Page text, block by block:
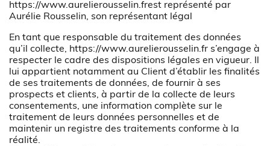
https://www.aurelierousselin.frest représenté par
Aurélie Rousselin, son représentant légal
En tant que responsable du traitement des données
qu’il collecte, https://www.aurelierousselin.fr s’engage à
respecter le cadre des dispositions légales en vigueur. Il
lui appartient notamment au Client d’établir les finalités
de ses traitements de données, de fournir à ses
prospects et clients, à partir de la collecte de leurs
consentements, une information complète sur le
traitement de leurs données personnelles et de
maintenir un registre des traitements conforme à la
réalité.